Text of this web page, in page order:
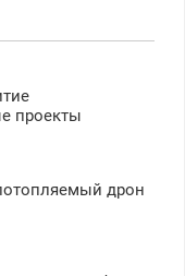
проекты
дрон